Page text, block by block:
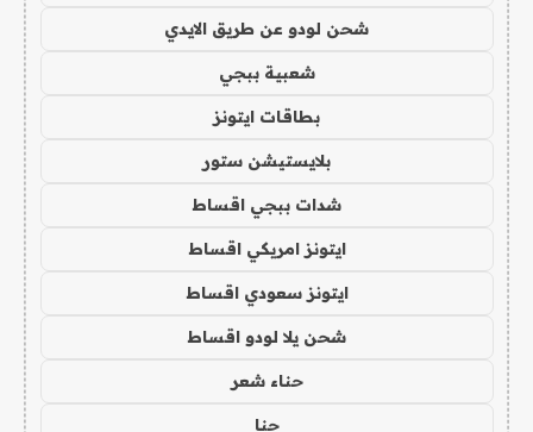
شحن لودو عن طريق الايدي
شعبية ببجي
بطاقات ايتونز
بلايستيشن ستور
شدات ببجي اقساط
ايتونز امريكي اقساط
ايتونز سعودي اقساط
شحن يلا لودو اقساط
حناء شعر
حنا